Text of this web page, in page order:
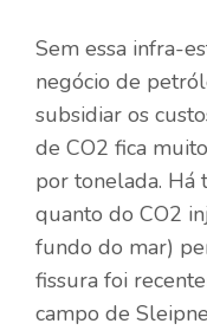
Sem essa infra-
negócio de
subsidiar os
de CO2 fica
por tonelada. Há
quanto do CO2
fundo do mar)
fissura foi
campo de